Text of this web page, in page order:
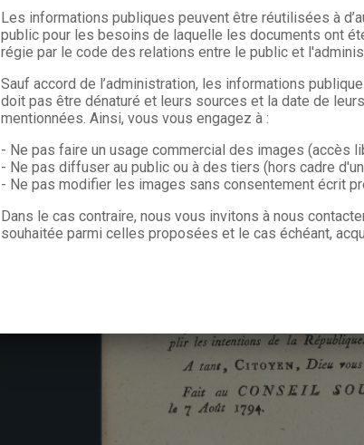
Les informations publiques peuvent être réutilisées à
public pour les besoins de laquelle les documents ont
régie par le code des relations entre le public et
Sauf accord de l’administration, les informations
doit pas être dénaturé et leurs sources et la date de
mentionnées. Ainsi, vous vous engagez à :
- Ne pas faire un usage commercial des images (accès
- Ne pas diffuser au public ou à des tiers (hors cadre
- Ne pas modifier les images sans consentement écrit
Dans le cas contraire, nous vous invitons à nous
souhaitée parmi celles proposées et le cas échéant,